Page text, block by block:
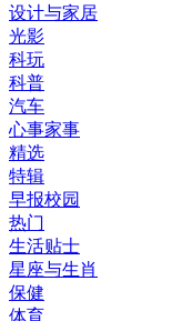
设计与家居
光影
科玩
科普
汽车
心事家事
精选
特辑
早报校园
热门
生活贴士
星座与生肖
保健
体育